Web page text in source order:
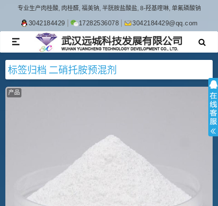
专业生产肉桂酸, 肉桂醛, 福美钠, 半胱胺盐酸盐, 8-羟基喹啉, 单氟磷酸钠
3042184429 17282536078 3042184429@qq.com
TOGGLE
NAVIGATION
标签归档 二硝托胺预混剂
产品